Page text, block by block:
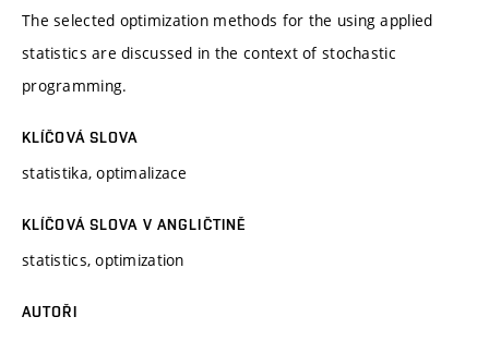
The selected optimization methods for the using applied
statistics are discussed in the context of stochastic
programming.
KLÍČOVÁ SLOVA
statistika, optimalizace
KLÍČOVÁ SLOVA V ANGLIČTINĚ
statistics, optimization
AUTOŘI